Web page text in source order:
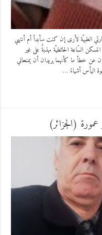
الطبيّة لأرى إن كنت سأبدأ أم أنتهي
السّاعة الحائطيّة مهذبةٌ على غير
عن خطأ ما كأنهما يريدان أن يمنحاني
اليأس أشياءُ …
(الجزائر)